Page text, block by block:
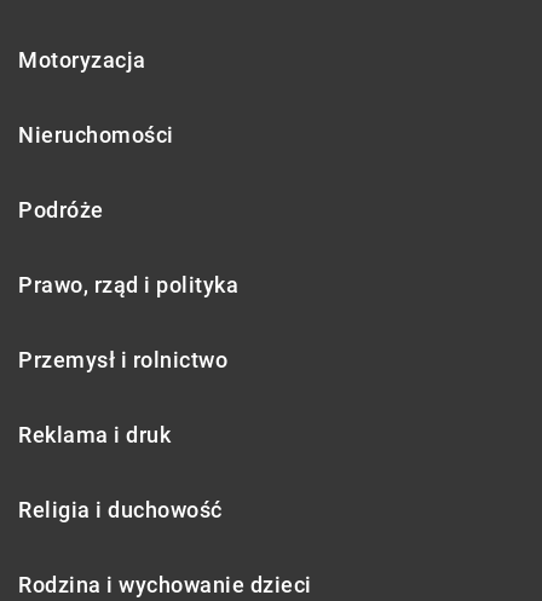
Motoryzacja
Nieruchomości
Podróże
Prawo, rząd i polityka
Przemysł i rolnictwo
Reklama i druk
Religia i duchowość
Rodzina i wychowanie dzieci